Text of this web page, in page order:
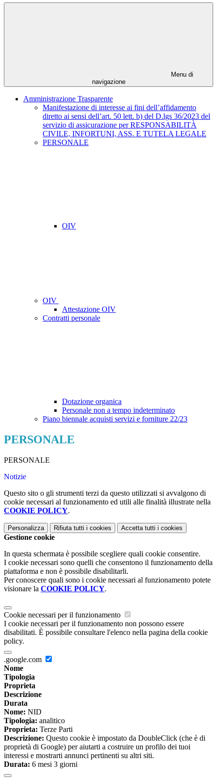
Menu di
navigazione
Amministrazione Trasparente
Manifestazione di interesse ai fini dell’affidamento
diretto ai sensi dell’art. 50 lett. b) del D.lgs 36/2023 del
servizio di assicurazione per RESPONSABILITÀ
CIVILE, INFORTUNI, ASS. E TUTELA LEGALE
PERSONALE
OIV
OIV
Attestazione OIV
Contratti personale
Dotazione organica
Personale non a tempo indeterminato
Piano biennale acquisti servizi e forniture 22/23
PERSONALE
PERSONALE
Notizie
Questo sito o gli strumenti terzi da questo utilizzati si avvalgono di
cookie necessari al funzionamento ed utili alle finalità illustrate nella
COOKIE POLICY.
Personalizza Rifiuta tutti i cookies Accetta tutti i cookies
Gestione cookie
In questa schermata è possibile scegliere quali cookie consentire.
I cookie necessari sono quelli che consentono il funzionamento della
piattaforma e non è possibile disabilitarli.
Per conoscere quali sono i cookie necessari al funzionamento potete
visionare la COOKIE POLICY.
Cookie necessari per il funzionamento
I cookie necessari per il funzionamento non possono essere
disabilitati. È possibile consultare l'elenco nella pagina della cookie
policy.
.google.com
Nome
Tipologia
Proprieta
Descrizione
Durata
Nome: NID
Tipologia: analitico
Proprieta: Terze Parti
Descrizione: Questo cookie è impostato da DoubleClick (che è di
proprietà di Google) per aiutarti a costruire un profilo dei tuoi
interessi e mostrarti annunci pertinenti su altri siti.
Durata: 6 mesi 3 giorni